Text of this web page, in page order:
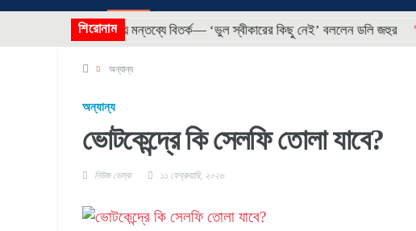
শিরোনাম
মমকে নিয়ে মন্তব্যে বিতর্ক— ‘ভুল স্বীকারের কিছু নেই’ বললেন ডলি জহুর * * * *
অন্যান্য
অন্যান্য
ভোটকেন্দ্রে কি সেলফি তোলা যাবে?
নিউজ ডেস্ক ১১ ফেব্রুয়ারি, ২০২৬